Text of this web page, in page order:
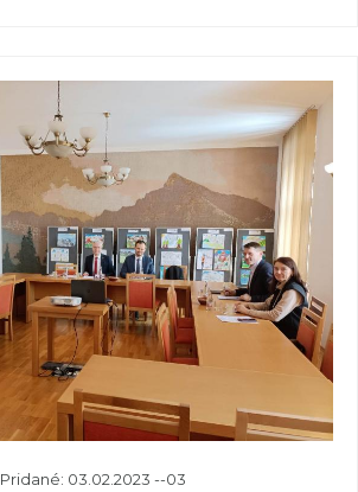
Pridané: 03.02.2023 --03